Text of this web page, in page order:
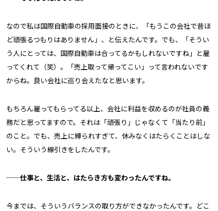
なので私は国際自動車の採用面接のときに、「もうこの会社で昔ほ
ど頑張るつもりはありません」、と伝えたんです。でも、「そうい
う人にとっては、国際自動車は合ってるかもしれないですね」と雇
ってくれて（笑）。「売上取って帰ってこい」って言われないです
からね。良い会社に巡り会えたなと思います。
もちろん雇ってもらってる以上、会社に利益を収めるのが社員の義
務だと思ってますので。それは「頑張り」じゃなくて「当たり前」
のこと。でも、売上に縛られすぎて、休みなくはたらくことはしな
い。そういう線引きをしたんです。
──仕事と、生活と、はたらき方も変わったんですね。
今までは、そういうバランスの取り方ができなかったんです。どこ